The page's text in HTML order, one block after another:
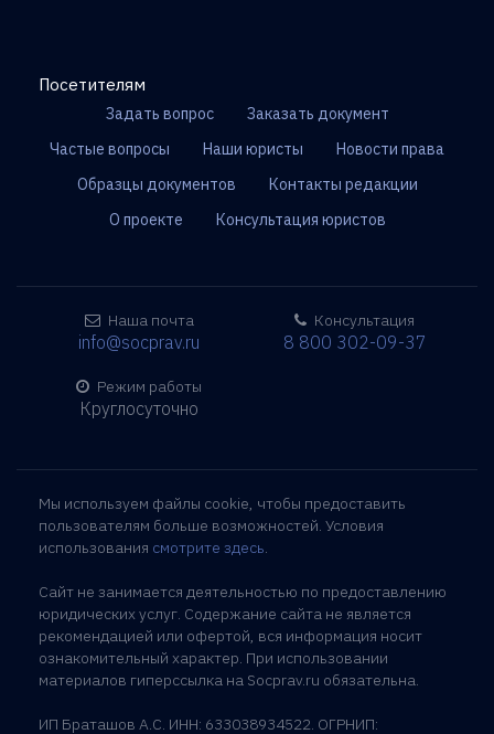
Посетителям
Задать вопрос
Заказать документ
Частые вопросы
Наши юристы
Новости права
Образцы документов
Контакты редакции
О проекте
Консультация юристов
Наша почта
info@socprav.ru
Режим работы
Круглосуточно
Консультация
8 800 302-09-37
Мы используем файлы cookie, чтобы предоставить
пользователям больше возможностей. Условия
использования смотрите здесь.
Сайт не занимается деятельностью по предоставлению
юридических услуг. Содержание сайта не является
рекомендацией или офертой, вся информация носит
ознакомительный характер. При использовании
материалов гиперссылка на Socprav.ru обязательна.
ИП Браташов А.С. ИНН: 633038934522. ОГРНИП: